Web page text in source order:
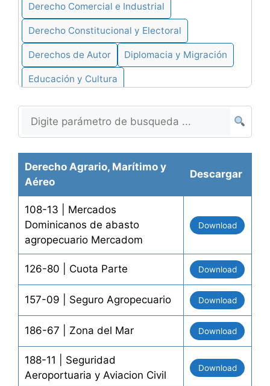
Derecho Comercial e Industrial
Derecho Constitucional y Electoral
Derechos de Autor Diplomacia y Migración
Educación y Cultura
Derecho Estatal y Municipal
Derecho de Familia y Religión
Derecho Financiero y Tributario
Derecho Inmobiliario
Derecho Laboral y Construccion
Medio Ambiente y Energías
Derecho Militar y Policial
Derecho Penal y Penitenciario Prensa
Salud y Seguridad Social Seguros y Transito
Turismo y Zona Franca
Varias
Derecho Agrario, Marítimo y
Aéreo
Descargar
108-13 | Mercados
Dominicanos de abasto
agropecuario Mercadom
Download
126-80 | Cuota Parte Download
157-09 | Seguro Agropecuario Download
186-67 | Zona del Mar Download
188-11 | Seguridad
Aeroportuaria y Aviacion Civil
Download